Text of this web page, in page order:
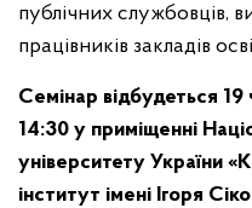
публічних службовців,
працівників закладів
Семінар відбудеться
14:30 у приміщенні
університету України
інститут імені Ігоря